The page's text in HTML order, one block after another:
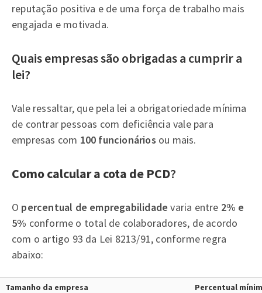
reputação positiva e de uma força de trabalho mais
engajada e motivada.
Quais empresas são obrigadas a cumprir a
lei?
Vale ressaltar, que pela lei a obrigatoriedade mínima
de contrar pessoas com deficiência vale para
empresas com 100 funcionários ou mais.
Como calcular a cota de PCD?
O percentual de empregabilidade varia entre 2% e
5% conforme o total de colaboradores, de acordo
com o artigo 93 da Lei 8213/91, conforme regra
abaixo:
Tamanho da empresa
Percentual